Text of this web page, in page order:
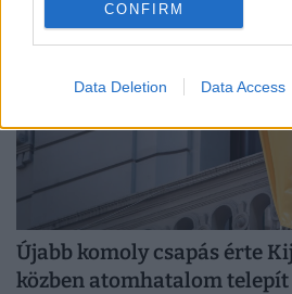
CONFIRM
Data Deletion Data Access
Újabb komoly csapás érte
közben atomhatalom telepít